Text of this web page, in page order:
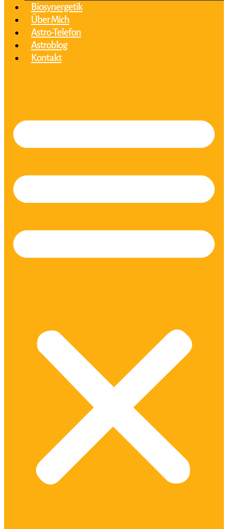
Biosynergetik
Über Mich
Astro-Telefon
Astroblog
Kontakt